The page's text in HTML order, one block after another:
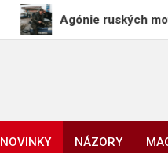
Agónie ruských motoristů:
NOVINKY NÁZORY